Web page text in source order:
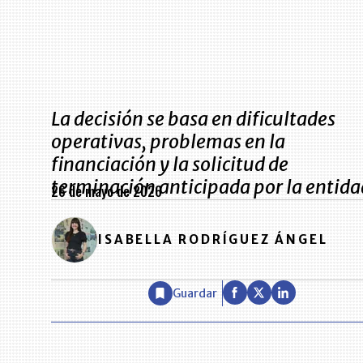
La decisión se basa en dificultades
operativas, problemas en la
financiación y la solicitud de
terminación anticipada por la
26 de mayo de 2026
ISABELLA RODRÍGUEZ ÁNGEL
Guardar